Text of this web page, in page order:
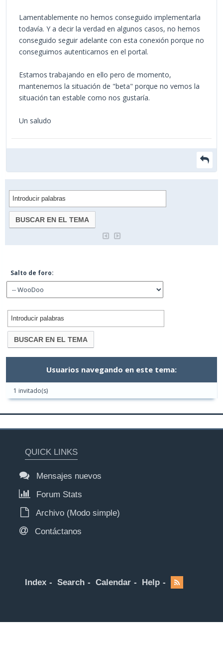
Lamentablemente no hemos conseguido implementarla
todavía. Y a decir la verdad en algunos casos, no hemos
conseguido seguir adelante con esta conexión porque no
conseguimos autenticarnos en el portal.
Estamos trabajando en ello pero de momento,
mantenemos la situación de "beta" porque no vemos la
situación tan estable como nos gustaría.
Un saludo
Salto de foro:
Usuarios navegando en este tema:
1 invitado(s)
QUICK LINKS
Mensajes nuevos
Forum Stats
Archivo (Modo simple)
Contáctanos
Index Search Calendar Help